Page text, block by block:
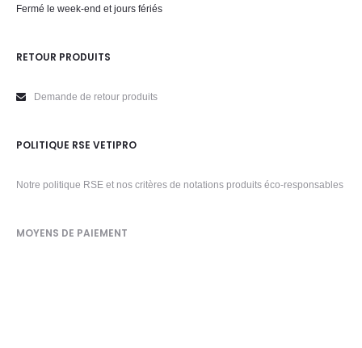
Fermé le week-end et jours fériés
RETOUR PRODUITS
Demande de retour produits
POLITIQUE RSE VETIPRO
Notre politique RSE et nos critères de notations produits éco-responsables
MOYENS DE PAIEMENT